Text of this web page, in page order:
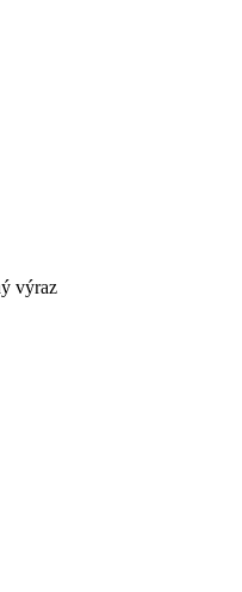
výraz